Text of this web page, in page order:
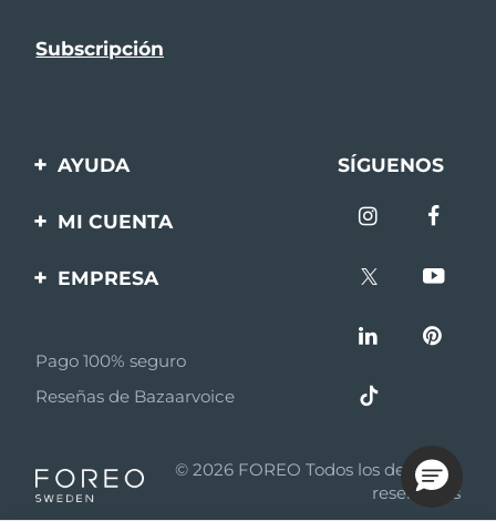
AYUDA
Contáctanos
batería
SÍGUENOS
MI CUENTA
Registro de productos
EMPRESA
Afiliados
Noticias de afiliados
Asociados
Pago 100% seguro
Reseñas de Bazaarvoice
© 2026 FOREO Todos los derechos
reservados